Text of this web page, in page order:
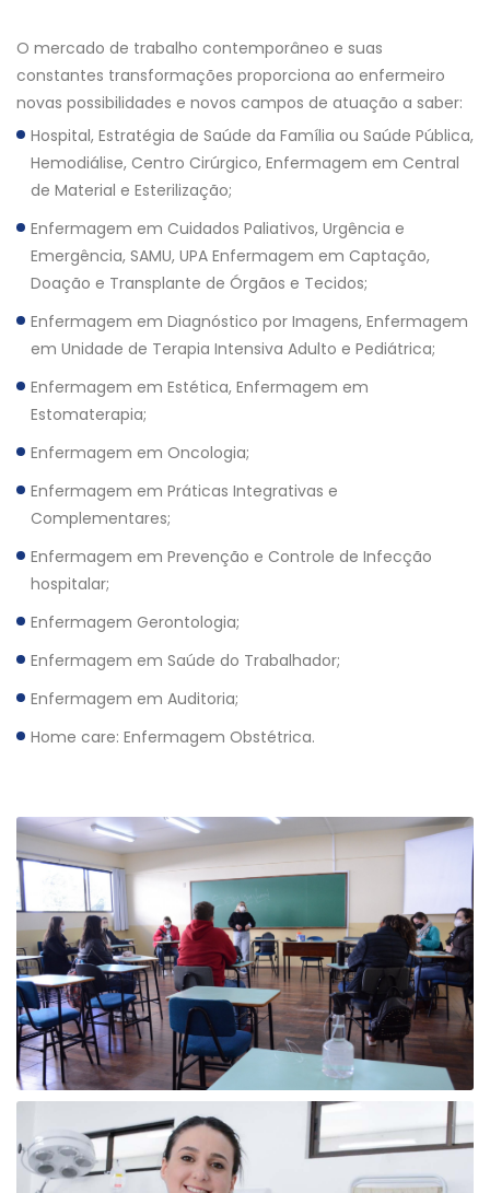
O mercado de trabalho contemporâneo e suas
constantes transformações proporciona ao enfermeiro
novas possibilidades e novos campos de atuação a saber:
Hospital, Estratégia de Saúde da Família ou Saúde Pública,
Hemodiálise, Centro Cirúrgico, Enfermagem em Central
de Material e Esterilização;
Enfermagem em Cuidados Paliativos, Urgência e
Emergência, SAMU, UPA Enfermagem em Captação,
Doação e Transplante de Órgãos e Tecidos;
Enfermagem em Diagnóstico por Imagens, Enfermagem
em Unidade de Terapia Intensiva Adulto e Pediátrica;
Enfermagem em Estética, Enfermagem em
Estomaterapia;
Enfermagem em Oncologia;
Enfermagem em Práticas Integrativas e
Complementares;
Enfermagem em Prevenção e Controle de Infecção
hospitalar;
Enfermagem Gerontologia;
Enfermagem em Saúde do Trabalhador;
Enfermagem em Auditoria;
Home care: Enfermagem Obstétrica.